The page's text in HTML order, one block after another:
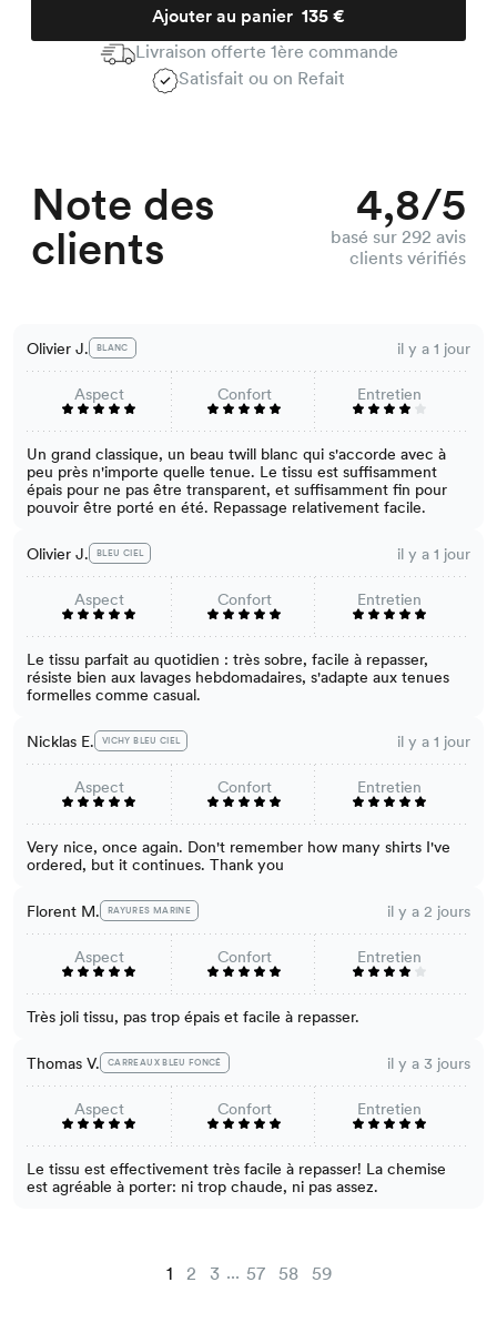
Ajouter au panier
Livraison offerte 1ère commande
Satisfait ou on Refait
Note des
clients
4,8/5
basé sur 292 avis
clients vérifiés
Olivier J. BLANC il y a 1 jour
Aspect Confort Entretien
Un grand classique, un beau twill blanc qui s'accorde avec à
peu près n'importe quelle tenue. Le tissu est suffisamment
épais pour ne pas être transparent, et suffisamment fin pour
pouvoir être porté en été. Repassage relativement facile.
Olivier J. BLEU CIEL il y a 1 jour
Aspect Confort Entretien
Le tissu parfait au quotidien : très sobre, facile à repasser,
résiste bien aux lavages hebdomadaires, s'adapte aux tenues
formelles comme casual.
Nicklas E. VICHY BLEU CIEL il y a 1 jour
Aspect Confort Entretien
Very nice, once again. Don't remember how many shirts I've
ordered, but it continues. Thank you
Florent M. RAYURES MARINE il y a 2 jours
Aspect Confort Entretien
Très joli tissu, pas trop épais et facile à repasser.
Thomas V. CARREAUX BLEU FONCÉ il y a 3 jours
Aspect Confort Entretien
Le tissu est effectivement très facile à repasser! La chemise
est agréable à porter: ni trop chaude, ni pas assez.
1 2 3 ... 57 58 59